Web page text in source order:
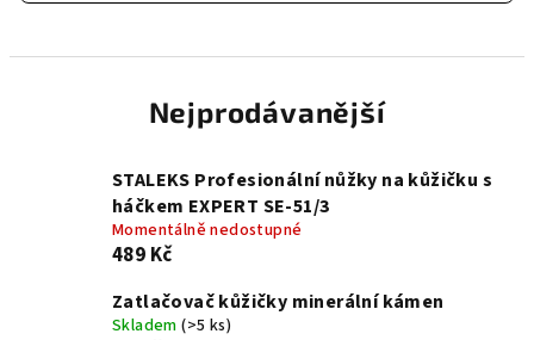
Nejprodávanější
STALEKS Profesionální nůžky na kůžičku s
háčkem EXPERT SE-51/3
Momentálně nedostupné
489 Kč
Zatlačovač kůžičky minerální kámen
Skladem(>5 ks)